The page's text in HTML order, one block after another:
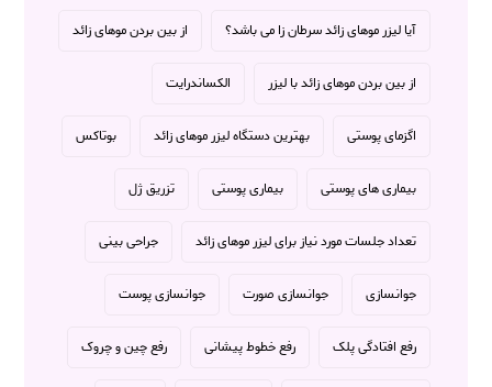
آیا لیزر موهای زائد سرطان زا می باشد؟ از بین بردن موهای زائد
از بین بردن موهای زائد با لیزر الکساندرایت
اگزمای پوستی بهترین دستگاه لیزر موهای زائد بوتاکس
بیماری های پوستی بیماری پوستی تزریق ژل
تعداد جلسات مورد نیاز برای لیزر موهای زائد جراحی بینی
جوانسازی جوانسازی صورت جوانسازی پوست
رفع افتادگی پلک رفع خطوط پیشانی رفع چین و چروک